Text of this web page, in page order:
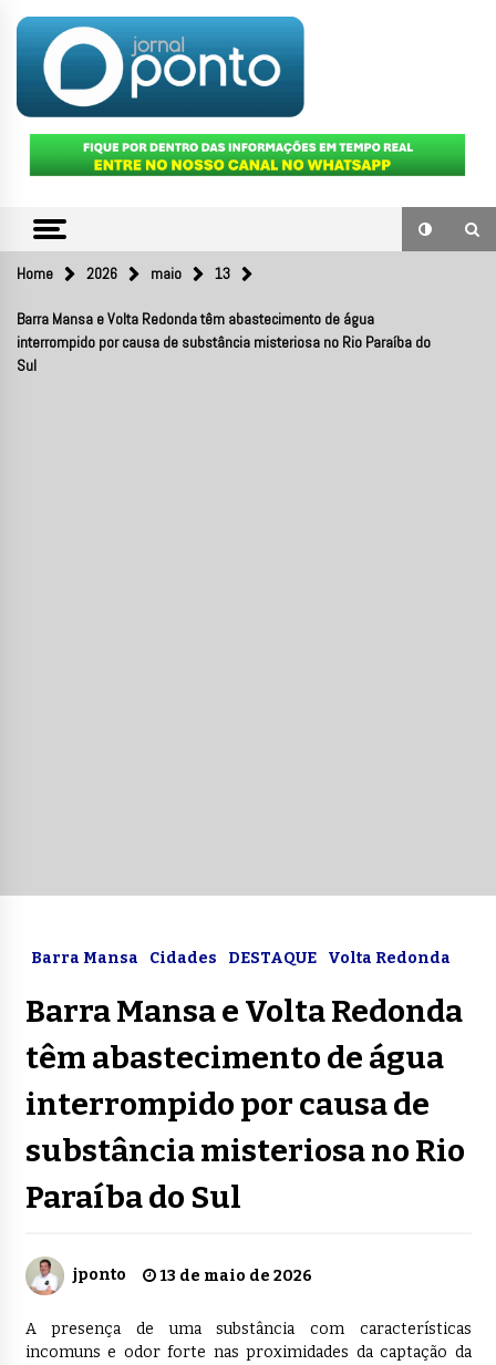
content
JORNAL
PONTO
Home 2026 maio 13
Barra Mansa e Volta Redonda têm abastecimento de água
interrompido por causa de substância misteriosa no Rio Paraíba do
Sul
Barra Mansa Cidades DESTAQUE Volta Redonda
Barra Mansa e Volta Redonda
têm abastecimento de água
interrompido por causa de
substância misteriosa no Rio
Paraíba do Sul
jponto 13 de maio de 2026
A presença de uma substância com características
incomuns e odor forte nas proximidades da captação da